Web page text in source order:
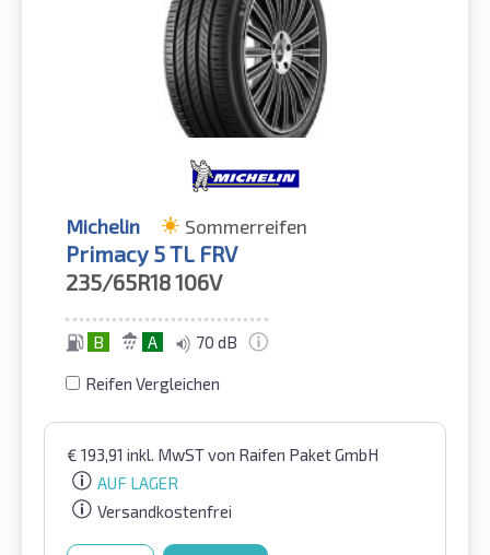
Michelin Sommerreifen
Primacy 5 TL FRV
235/65R18106V
B A 70 dB
Reifen Vergleichen
€ 193,91 inkl. MwSTvon Raifen Paket GmbH
AUF LAGER
Versandkostenfrei